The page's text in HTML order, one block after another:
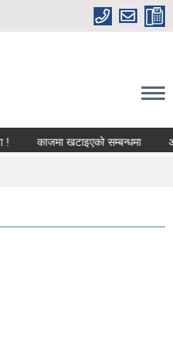
काजमा खटाइएको सम्बन्धमा